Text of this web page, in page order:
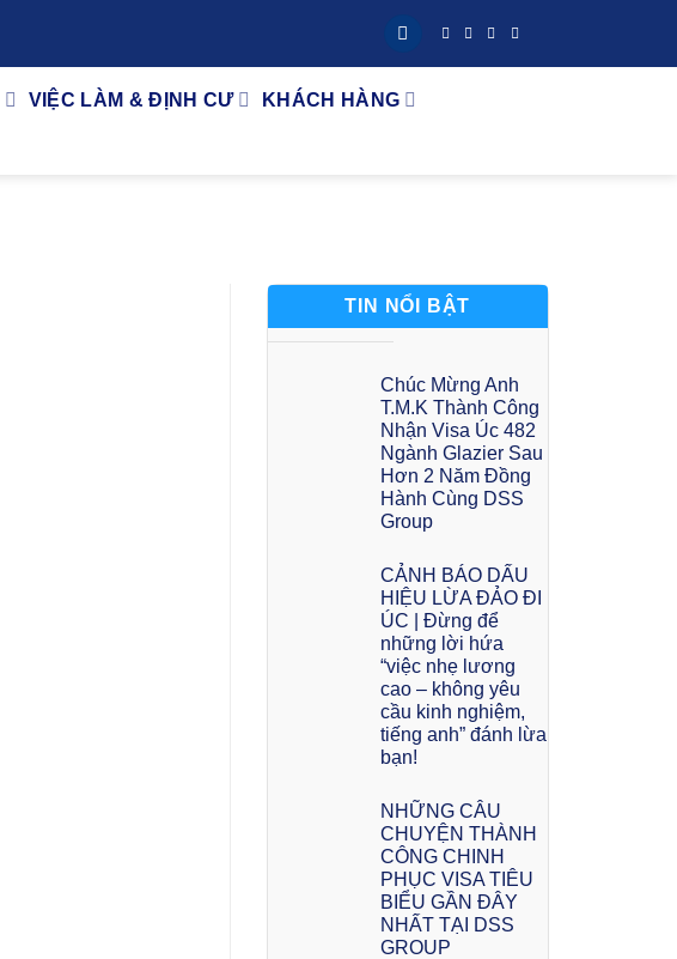
VIỆC LÀM & ĐỊNH CƯ KHÁCH HÀNG
TIN NỔI BẬT
Chúc Mừng Anh
T.M.K Thành Công
Nhận Visa Úc 482
Ngành Glazier Sau
Hơn 2 Năm Đồng
Hành Cùng DSS
Group
CẢNH BÁO DẤU
HIỆU LỪA ĐẢO ĐI
ÚC | Đừng để
những lời hứa
“việc nhẹ lương
cao – không yêu
cầu kinh nghiệm,
tiếng anh” đánh lừa
bạn!
NHỮNG CÂU
CHUYỆN THÀNH
CÔNG CHINH
PHỤC VISA TIÊU
BIỂU GẦN ĐÂY
NHẤT TẠI DSS
GROUP